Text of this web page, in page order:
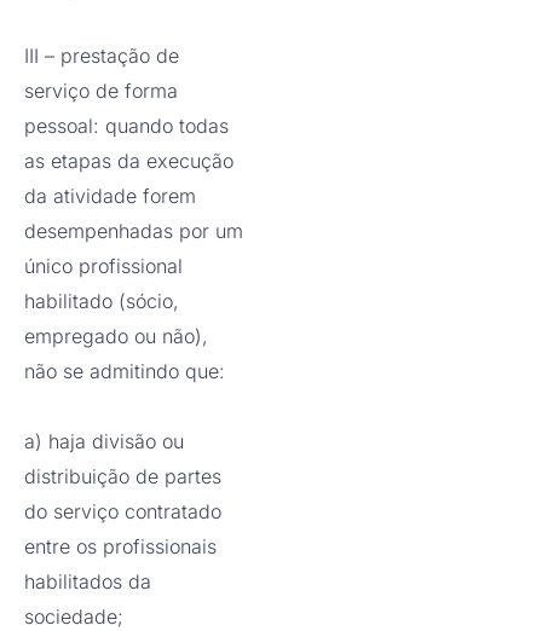
III – prestação de
serviço de forma
pessoal: quando todas
as etapas da execução
da atividade forem
desempenhadas por um
único profissional
habilitado (sócio,
empregado ou não),
não se admitindo que:
a) haja divisão ou
distribuição de partes
do serviço contratado
entre os profissionais
habilitados da
sociedade;